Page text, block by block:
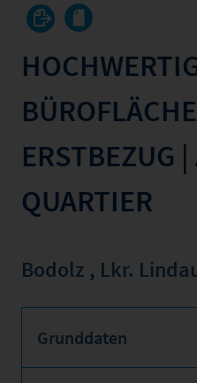
ERSTBEZUG
QUARTIER
Bodolz , Lkr.
Grunddaten